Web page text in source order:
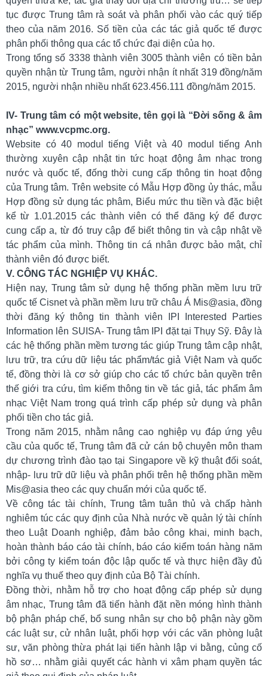
tục được Trung tâm rà soát và phân phối vào các quý tiếp
theo của năm 2016. Số tiền của các tác giả quốc tế được
phân phối thông qua các tổ chức đại diện của họ.
Trong tổng số 3338 thành viên 3005 thành viên có tiền bản
quyền nhận từ Trung tâm, người nhận ít nhất 319 đồng/năm
2015, người nhận nhiều nhất 623.456.111 đồng/năm 2015.
IV- Trung tâm có một website, tên gọi là “Đời sống & âm
nhạc” www.vcpmc.org.
Website có 40 modul tiếng Việt và 40 modul tiếng Anh
thường xuyên cập nhật tin tức hoạt động âm nhạc trong
nước và quốc tế, đống thời cung cấp thông tin hoạt động
của Trung tâm. Trên website có Mẫu Hợp đồng ủy thác, mẫu
Hợp đồng sử dụng tác phâm, Biểu mức thu tiền và đặc biệt
kể từ 1.01.2015 các thành viên có thể đăng ký để được
cung cấp a, từ đó truy cập để biết thông tin và cập nhật về
tác phẩm của mình. Thông tin cá nhân được bảo mật, chỉ
thành viên đó được biết.
V. CÔNG TÁC NGHIỆP VỤ KHÁC.
Hiện nay, Trung tâm sử dụng hệ thống phần mềm lưu trữ
quốc tế Cisnet và phần mềm lưu trữ châu Á Mis@asia, đồng
thời đăng ký thông tin thành viên IPI Interested Parties
Information lên SUISA- Trung tâm IPI đặt tại Thụy Sỹ. Đây là
các hệ thống phần mềm tương tác giúp Trung tâm cập nhật,
lưu trữ, tra cứu dữ liệu tác phẩm/tác giả Việt Nam và quốc
tế, đồng thời là cơ sở giúp cho các tổ chức bản quyền trên
thế giới tra cứu, tìm kiếm thông tin về tác giả, tác phẩm âm
nhạc Việt Nam trong quá trình cấp phép sử dụng và phân
phối tiền cho tác giả.
Trong năm 2015, nhằm nâng cao nghiệp vụ đáp ứng yêu
cầu của quốc tế, Trung tâm đã cử cán bộ chuyên môn tham
dự chương trình đào tạo tại Singapore về kỹ thuật đối soát,
nhập- lưu trữ dữ liệu và phân phối trên hệ thống phần mềm
Mis@asia theo các quy chuẩn mới của quốc tế.
Về công tác tài chính, Trung tâm tuân thủ và chấp hành
nghiêm túc các quy định của Nhà nước về quản lý tài chính
theo Luật Doanh nghiệp, đảm bảo công khai, minh bạch,
hoàn thành báo cáo tài chính, báo cáo kiểm toán hàng năm
bởi công ty kiểm toán độc lập quốc tế và thực hiện đầy đủ
nghĩa vụ thuế theo quy định của Bộ Tài chính.
Đồng thời, nhằm hỗ trợ cho hoạt động cấp phép sử dụng
âm nhạc, Trung tâm đã tiến hành đặt nền móng hình thành
bộ phận pháp chế, bổ sung nhân sự cho bộ phận này gồm
các luật sư, cử nhân luật, phối hợp với các văn phòng luật
sư, văn phòng thừa phát lại tiến hành lập vi bằng, củng cố
hồ sơ… nhằm giải quyết các hành vi xâm phạm quyền tác